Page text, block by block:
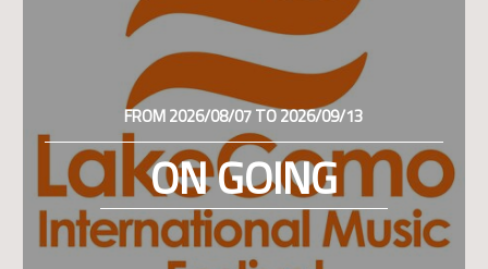
FROM 2026/08/07 TO 2026/09/13
ON GOING